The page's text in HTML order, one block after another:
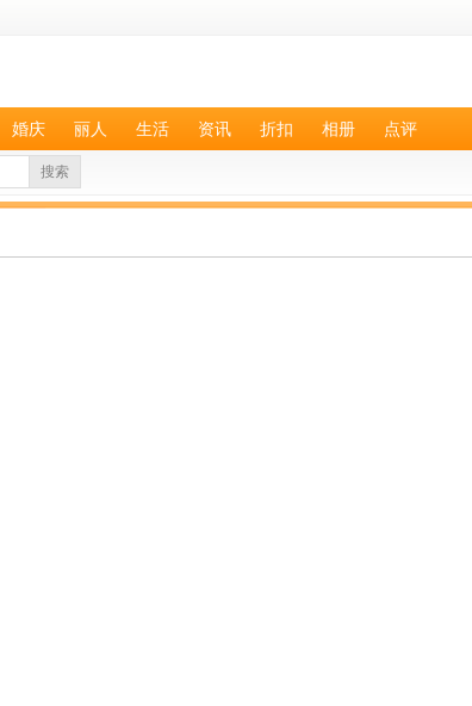
婚庆 丽人 生活 资讯 折扣 相册 点评
搜索